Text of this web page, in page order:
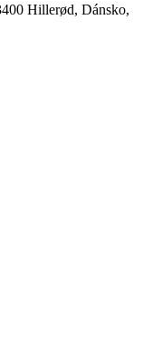
Hillerød, Dánsko,